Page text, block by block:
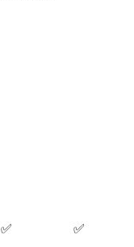
✅ ✅